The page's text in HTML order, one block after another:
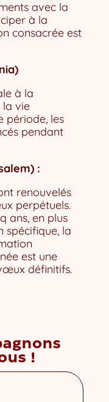
avec la
à la
consacrée est
à la
la vie
période, les
pendant
:
renouvelés
perpétuels.
ans, en plus
spécifique, la
est une
définitifs.
!